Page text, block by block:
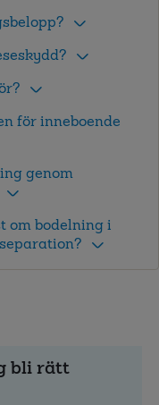
för inneboende
genom
om bodelning i
bli rätt